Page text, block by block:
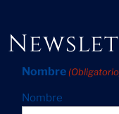
Nombre
Nombre